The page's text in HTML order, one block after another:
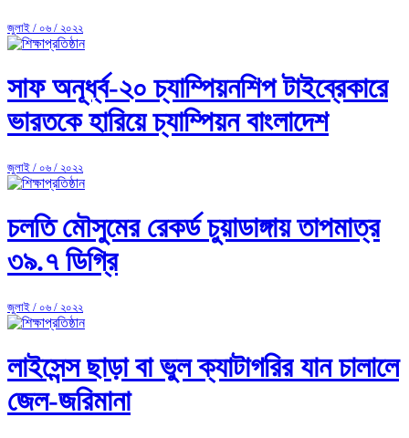
জুলাই / ০৬ / ২০২২
সাফ অনূর্ধ্ব-২০ চ্যাম্পিয়নশিপ টাইব্রেকারে
ভারতকে হারিয়ে চ্যাম্পিয়ন বাংলাদেশ
জুলাই / ০৬ / ২০২২
চলতি মৌসুমের রেকর্ড চুয়াডাঙ্গায় তাপমাত্র
৩৯.৭ ডিগ্রি
জুলাই / ০৬ / ২০২২
লাইসেন্স ছাড়া বা ভুল ক্যাটাগরির যান চালালে
জেল-জরিমানা